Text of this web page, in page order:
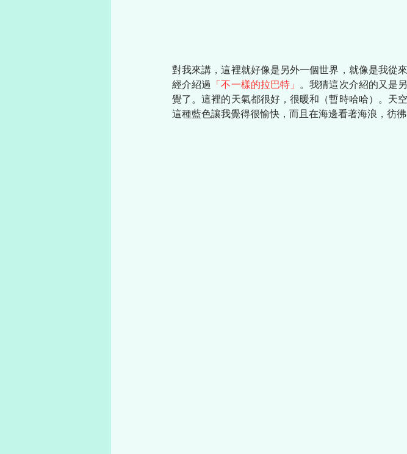
對我來講，這裡就好像是另外一個世界，就像是我從
經介紹過 「不一樣的拉巴特」 。我猜這次介紹的又是
覺了。這裡的天氣都很好，很暖和（暫時哈哈）。天
這種藍色讓我覺得很愉快，而且在海邊看著海浪，彷彿